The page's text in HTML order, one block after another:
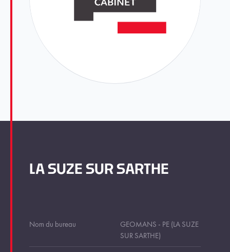
LA SUZE SUR SARTHE
Nom du bureau
GEOMANS - PE (LA SUZE
SUR SARTHE)